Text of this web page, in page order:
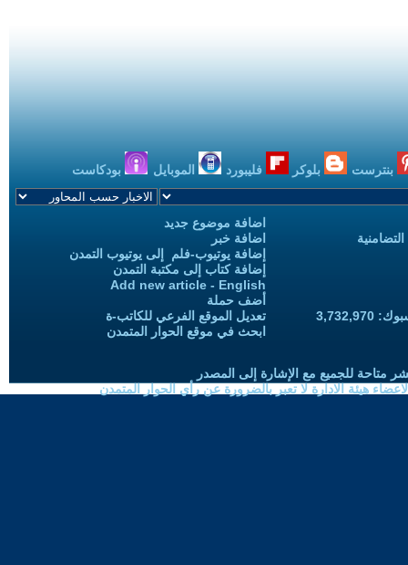
بنترست بلوكر فليبورد الموبايل بودكاست
اضافة موضوع جديد
اضافة خبر
إضافة يوتيوب-فلم إلى يوتيوب التمدن
إضافة كتاب إلى مكتبة التمدن
Add new article - English
أضف حملة
تعديل الموقع الفرعي للكاتب-ة
ابحث في موقع الحوار المتمدن
متاحة للجميع مع الإشارة إلى المصدر
هيئة الادارة لا تعبر بالضرورة عن رأي الحوار المتمدن